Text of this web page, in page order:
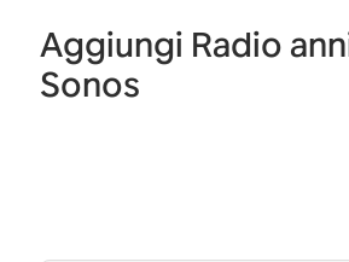
Aggiungi Radio
Sonos